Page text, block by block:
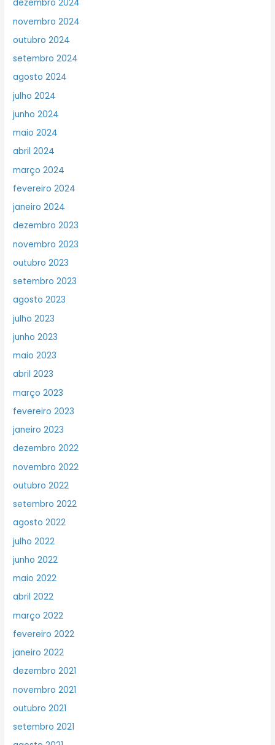
dezembro 2024
novembro 2024
outubro 2024
setembro 2024
agosto 2024
julho 2024
junho 2024
maio 2024
abril 2024
março 2024
fevereiro 2024
janeiro 2024
dezembro 2023
novembro 2023
outubro 2023
setembro 2023
agosto 2023
julho 2023
junho 2023
maio 2023
abril 2023
março 2023
fevereiro 2023
janeiro 2023
dezembro 2022
novembro 2022
outubro 2022
setembro 2022
agosto 2022
julho 2022
junho 2022
maio 2022
abril 2022
março 2022
fevereiro 2022
janeiro 2022
dezembro 2021
novembro 2021
outubro 2021
setembro 2021